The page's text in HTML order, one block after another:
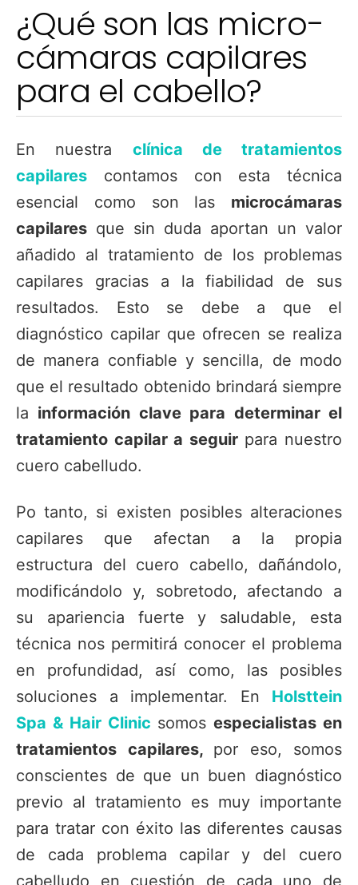
¿Qué son las micro-
cámaras capilares
para el cabello?
En nuestra clínica de tratamientos
capilares contamos con esta técnica
esencial como son las microcámaras
capilares que sin duda aportan un valor
añadido al tratamiento de los problemas
capilares gracias a la fiabilidad de sus
resultados. Esto se debe a que el
diagnóstico capilar que ofrecen se realiza
de manera confiable y sencilla, de modo
que el resultado obtenido brindará siempre
la información clave para determinar el
tratamiento capilar a seguirpara nuestro
cuero cabelludo.
Po tanto, si existen posibles alteraciones
capilares que afectan a la propia
estructura del cuero cabello, dañándolo,
modificándolo y, sobretodo, afectando a
su apariencia fuerte y saludable, esta
técnica nos permitirá conocer el problema
en profundidad, así como, las posibles
soluciones a implementar. En Holsttein
Spa & Hair Clinic somosespecialistas en
tratamientos capilares, por eso, somos
conscientes de que un buen diagnóstico
previo al tratamiento es muy importante
para tratar con éxito las diferentes causas
de cada problema capilar y del cuero
cabelludo en cuestión de cada uno de